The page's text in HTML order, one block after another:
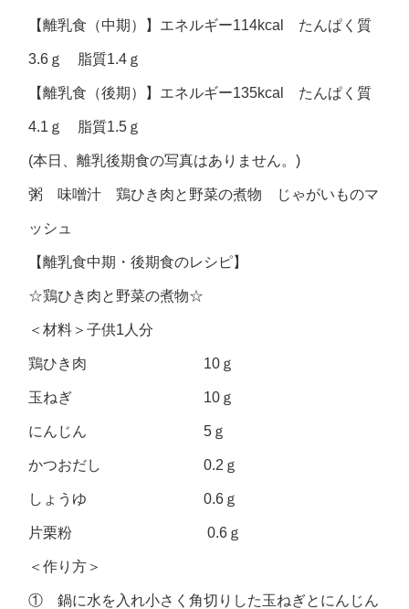
【離乳食（中期）】エネルギー114kcal たんぱく質
3.6ｇ 脂質1.4ｇ
【離乳食（後期）】エネルギー135kcal たんぱく質
4.1ｇ 脂質1.5ｇ
(本日、離乳後期食の写真はありません。)
粥 味噌汁 鶏ひき肉と野菜の煮物 じゃがいものマ
ッシュ
【離乳食中期・後期食のレシピ】
☆鶏ひき肉と野菜の煮物☆
＜材料＞子供1人分
鶏ひき肉 10ｇ
玉ねぎ 10ｇ
にんじん 5ｇ
かつおだし 0.2ｇ
しょうゆ 0.6ｇ
片栗粉 0.6ｇ
＜作り方＞
① 鍋に水を入れ小さく角切りした玉ねぎとにんじん